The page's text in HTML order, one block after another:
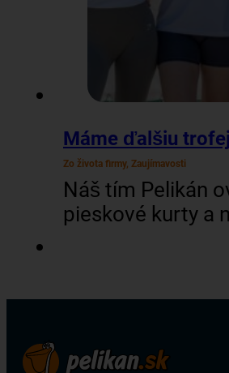
Máme ďalšiu
Zo života firmy, Zaujímavosti
Náš tím Pelikán
pieskové kurty a
konkurencii 12-